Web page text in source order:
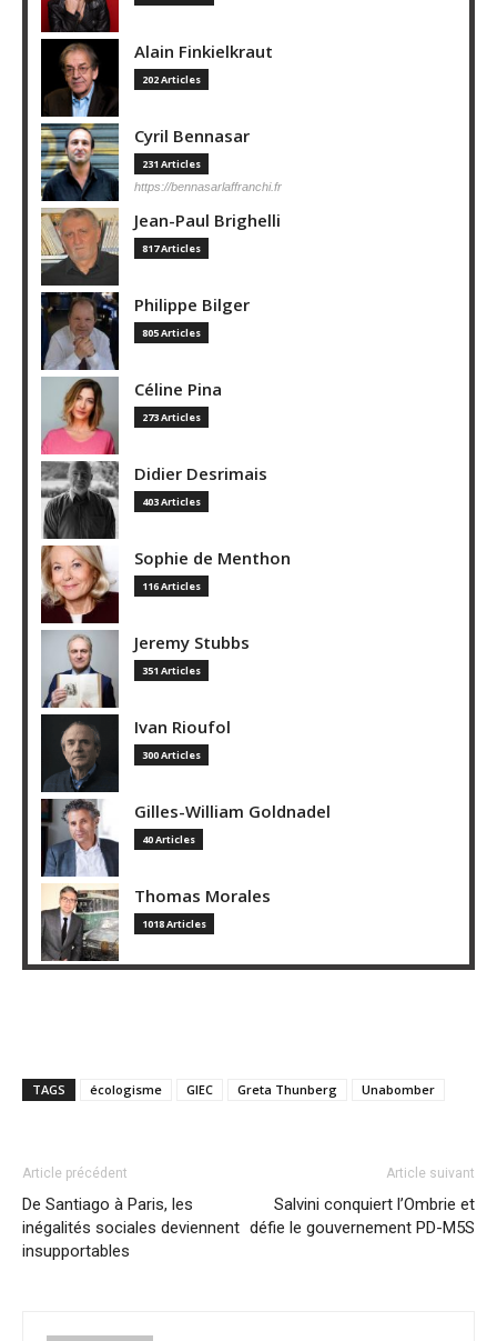
Alain Finkielkraut
202 Articles
Cyril Bennasar
231 Articles
https://bennasarlaffranchi.fr
Jean-Paul Brighelli
817 Articles
Philippe Bilger
805 Articles
Céline Pina
273 Articles
Didier Desrimais
403 Articles
Sophie de Menthon
116 Articles
Jeremy Stubbs
351 Articles
Ivan Rioufol
300 Articles
Gilles-William Goldnadel
40 Articles
Thomas Morales
1018 Articles
TAGS écologisme GIEC Greta Thunberg Unabomber
Article précédent
De Santiago à Paris, les
inégalités sociales deviennent
insupportables
Article suivant
Salvini conquiert l’Ombrie et
défie le gouvernement PD-M5S